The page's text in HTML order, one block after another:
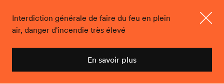
Interdiction générale de faire du feu en plein
air, danger d'incendie très élevé
En savoir plus